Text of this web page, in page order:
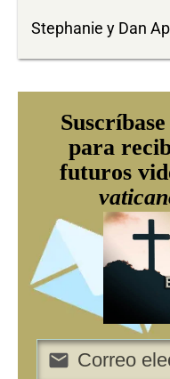
Stephanie y Dan
para
futuros